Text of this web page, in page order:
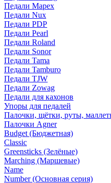
Педали Mapex
Педали Nux
Педали PDP
Педали Pearl
Педали Roland
Педали Sonor
Педали Tama
Педали Tamburo
Педали TJW
Педали Zowag
Педали для кахонов
Упоры для педалей
Палочки, щётки, руты,
Палочки Agner
Budget (Бюджетная)
Classic
Greensticks (Зелёные)
Marching (Маршевые)
Name
Number (Основная серия)